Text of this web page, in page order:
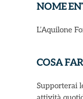
NOME
L’Aquilone
COSA
Supporterai